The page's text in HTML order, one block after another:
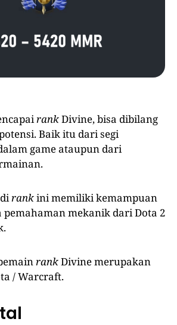
rankDivine, bisa dibilang
Baik itu dari segi
game ataupun dari
rankini memiliki kemampuan
pemahaman mekanik dari Dota 2
rankDivine merupakan
/ Warcraft.